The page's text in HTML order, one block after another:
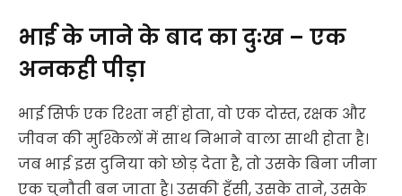
भाई के जाने के बाद का दुःख – एक
अनकही पीड़ा
भाई सिर्फ एक रिश्ता नहीं होता, वो एक दोस्त, रक्षक और
जीवन की मुश्किलों में साथ निभाने वाला साथी होता है।
जब भाई इस दुनिया को छोड़ देता है, तो उसके बिना जीना
एक चुनौती बन जाता है। उसकी हँसी, उसके ताने, उसके